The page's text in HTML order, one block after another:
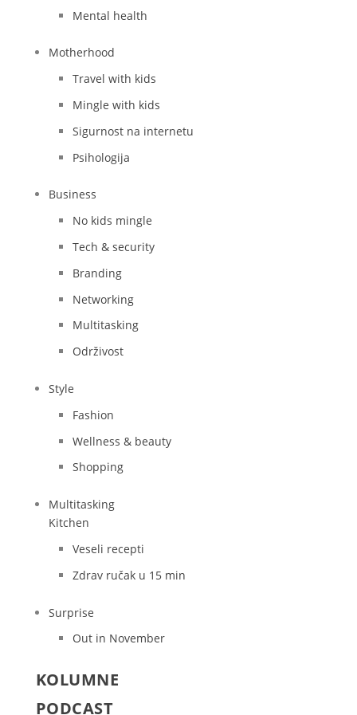
Mental health
Motherhood
Travel with kids
Mingle with kids
Sigurnost na internetu
Psihologija
Business
No kids mingle
Tech & security
Branding
Networking
Multitasking
Održivost
Style
Fashion
Wellness & beauty
Shopping
Multitasking
Kitchen
Veseli recepti
Zdrav ručak u 15 min
Surprise
Out in November
KOLUMNE
PODCAST